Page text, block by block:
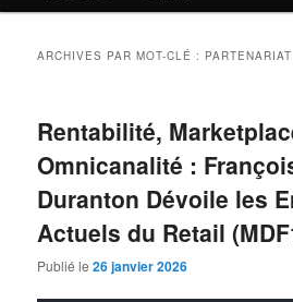
ARCHIVES PAR MOT-CLÉ :
Rentabilité,
Omnicanalité :
Duranton Dévoile les
Actuels du Retail
Publié le26 janvier 2026